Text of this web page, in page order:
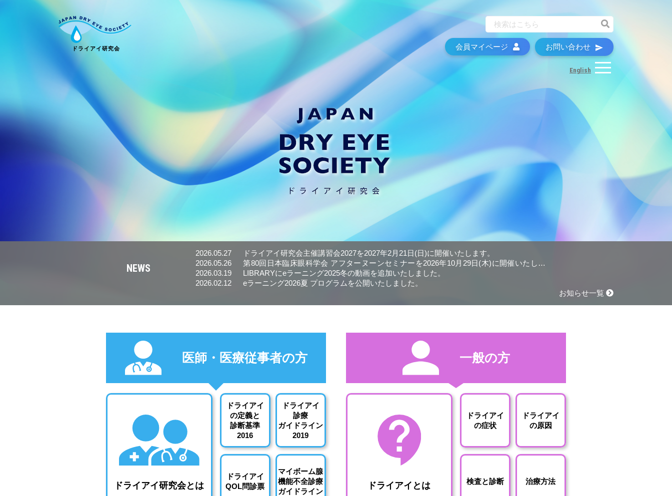
会員マイページ お問い合わせ
English
NEWS
2026.05.27
ドライアイ研究会主催講習会2027を2027年2月21日(日)に開催いたします。
2026.05.26
第80回日本臨床眼科学会 アフターヌーンセミナーを2026年10月29日(木)に開催いたしま
す。
2026.03.19
LIBRARYにeラーニング2025冬の動画を追加いたしました。
2026.02.12
eラーニング2026夏 プログラムを公開いたしました。
お知らせ一覧
医師・医療従事者の方
ドライアイ研究会とは
ドライアイ
の定義と
診断基準
2016
ドライアイ
診療
ガイドライン
2019
ドライアイ
QOL問診票
マイボーム腺
機能不全診療
ガイドライン
一般の方
ドライアイとは
ドライアイ
の症状
ドライアイ
の原因
検査と診断 治療方法